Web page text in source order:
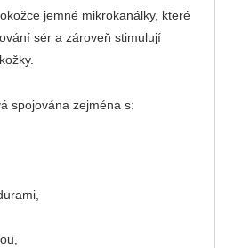
jemné mikrokanálky, které
sér a zároveň stimulují
spojována zejména s: